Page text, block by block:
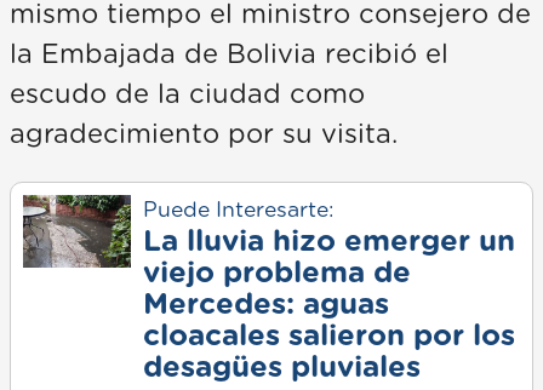
mismo tiempo el ministro consejero de
la Embajada de Bolivia recibió el
escudo de la ciudad como
agradecimiento por su visita.
Puede Interesarte:
La lluvia hizo emerger un
viejo problema de
Mercedes: aguas
cloacales salieron por los
desagües pluviales